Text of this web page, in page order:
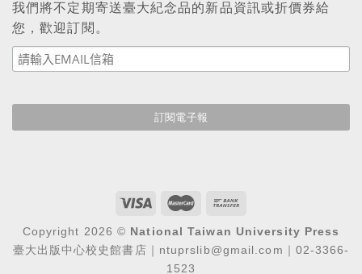
我們將不定期寄送臺大紀念品的新品資訊或折價券給
您，歡迎訂閱。
Copyright 2026 © National Taiwan University Press
臺大出版中心校史館書店｜ntuprslib@gmail.com｜02-3366-
1523